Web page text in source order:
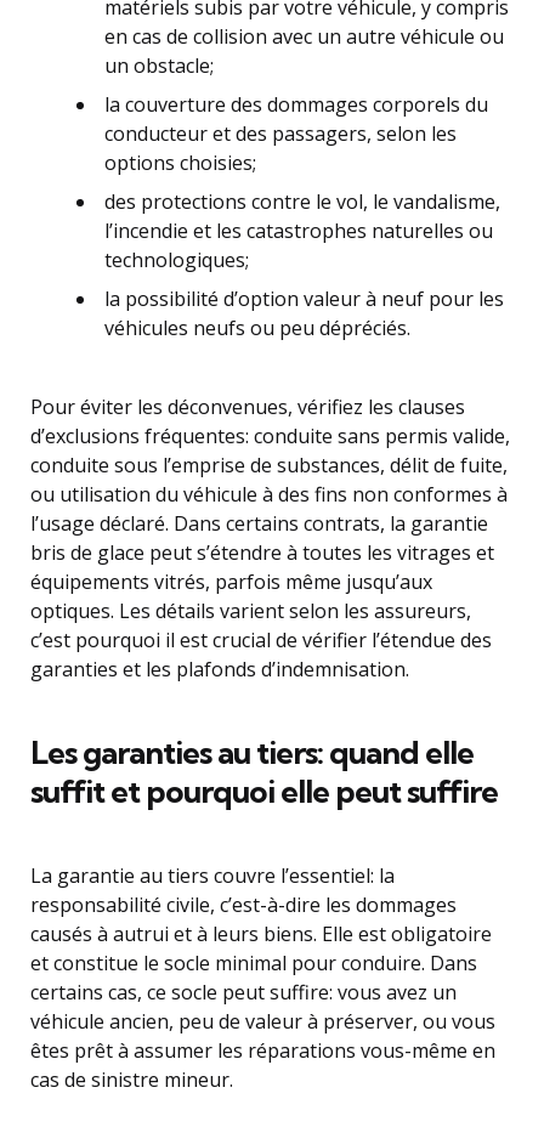
matériels subis par votre véhicule, y compris
en cas de collision avec un autre véhicule ou
un obstacle;
la couverture des dommages corporels du
conducteur et des passagers, selon les
options choisies;
des protections contre le vol, le vandalisme,
l’incendie et les catastrophes naturelles ou
technologiques;
la possibilité d’option valeur à neuf pour les
véhicules neufs ou peu dépréciés.
Pour éviter les déconvenues, vérifiez les clauses
d’exclusions fréquentes: conduite sans permis valide,
conduite sous l’emprise de substances, délit de fuite,
ou utilisation du véhicule à des fins non conformes à
l’usage déclaré. Dans certains contrats, la garantie
bris de glace peut s’étendre à toutes les vitrages et
équipements vitrés, parfois même jusqu’aux
optiques. Les détails varient selon les assureurs,
c’est pourquoi il est crucial de vérifier l’étendue des
garanties et les plafonds d’indemnisation.
Les garanties au tiers: quand elle
suffit et pourquoi elle peut suffire
La garantie au tiers couvre l’essentiel: la
responsabilité civile, c’est-à-dire les dommages
causés à autrui et à leurs biens. Elle est obligatoire
et constitue le socle minimal pour conduire. Dans
certains cas, ce socle peut suffire: vous avez un
véhicule ancien, peu de valeur à préserver, ou vous
êtes prêt à assumer les réparations vous-même en
cas de sinistre mineur.